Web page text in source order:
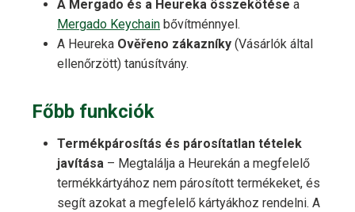
A Mergado és a Heureka összekötése a
Mergado Keychain bővítménnyel.
A Heureka Ověřeno zákazníky (Vásárlók által
ellenőrzött) tanúsítvány.
Főbb funkciók
Termékpárosítás és párosítatlan tételek
javítása – Megtalálja a Heurekán a megfelelő
termékkártyához nem párosított termékeket, és
segít azokat a megfelelő kártyákhoz rendelni. A